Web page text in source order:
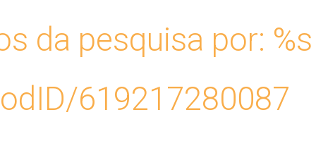
da pesquisa por: %s
619217280087